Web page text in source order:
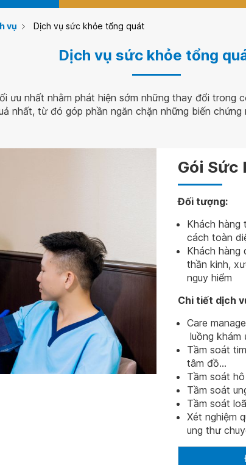
vụ Dịch vụ sức khỏe tổng quát
Dịch vụ sức khỏe tổng
ưu nhất nhằm phát hiện sớm những thay đổi
nhất, từ đó góp phần ngăn chặn những biến
Gói Sức
Đối tượng:
Khách
cách toàn
Khách hàng
thần kinh,
nguy hiểm
Chi tiết dịch
Care
luồng khám
Tầm soát
tâm đồ...
Tầm soát
Tầm soát
Tầm soát
Xét nghiệm
ung thư